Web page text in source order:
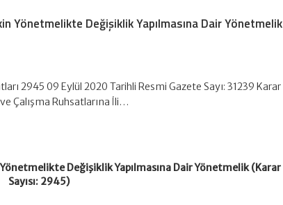
Yönetmelikte Değişiklik Yapılmasına Dair Yönetmelik
2945 09 Eylül 2020 Tarihli Resmi Gazete Sayı: 31239 Karar
Çalışma Ruhsatlarına İli…
Değişiklik Yapılmasına Dair Yönetmelik (Karar
Sayısı: 2945)